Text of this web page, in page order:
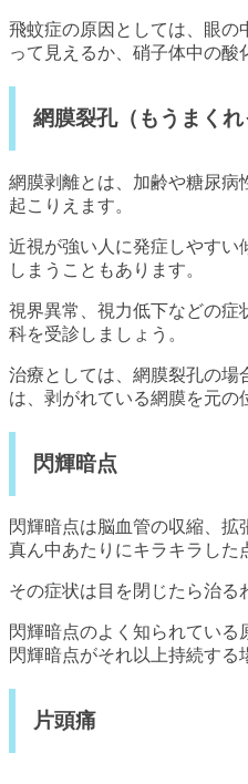
飛蚊症の原因としては、眼の
って見えるか、硝子体中の酸
網膜裂孔（もうまく
網膜剥離とは、加齢や糖尿病
起こりえます。
近視が強い人に発症しやすい
しまうこともあります。
視界異常、視力低下などの症
科を受診しましょう。
治療としては、網膜裂孔の場
は、剥がれている網膜を元の
閃輝暗点
閃輝暗点は脳血管の収縮、
真ん中あたりにキラキラした
その症状は目を閉じたら治る
閃輝暗点のよく知られている
閃輝暗点がそれ以上持続する
片頭痛